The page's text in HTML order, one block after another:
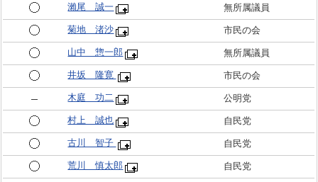
瀨尾 誠一 無所属議員
菊地 渚沙 市民の会
山中 惣一郎 無所属議員
井坂 隆寛 市民の会
木庭 功二 公明党
村上 誠也 自民党
古川 智子 自民党
荒川 慎太郎 自民党